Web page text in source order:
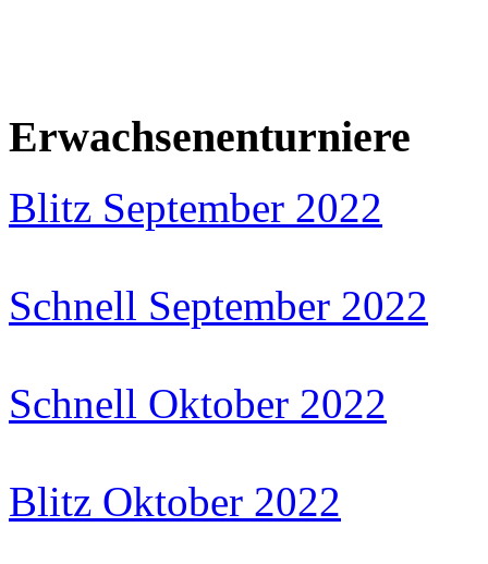
Erwachsenenturniere
Blitz September 2022
Schnell September 2022
Schnell Oktober 2022
Blitz Oktober 2022